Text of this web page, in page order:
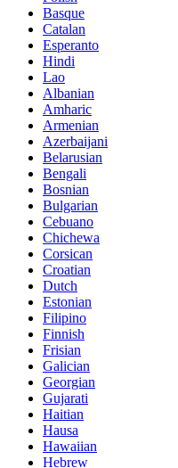
Basque
Catalan
Esperanto
Hindi
Lao
Albanian
Amharic
Armenian
Azerbaijani
Belarusian
Bengali
Bosnian
Bulgarian
Cebuano
Chichewa
Corsican
Croatian
Dutch
Estonian
Filipino
Finnish
Frisian
Galician
Georgian
Gujarati
Haitian
Hausa
Hawaiian
Hebrew